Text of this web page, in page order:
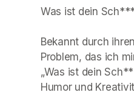
Was ist dein
Bekannt durch
Problem, das ich
„Was ist dein
Humor und